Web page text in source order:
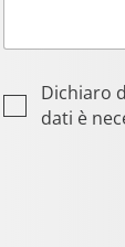
P
r
Dichiaro
dati è